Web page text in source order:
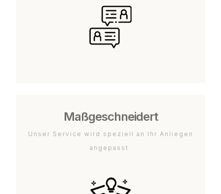
Maßgeschneidert
Unser Service wird speziell an Ihr Anliegen
angepasst.